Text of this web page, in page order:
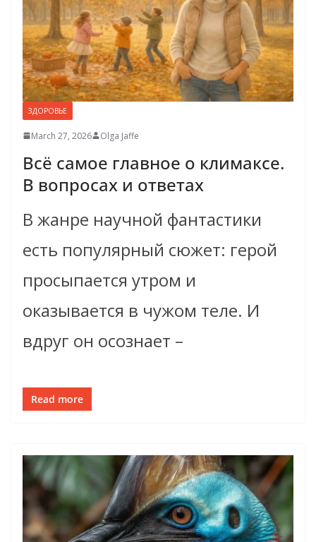
ЗДОРОВЬЕ
March 27, 2026 Olga Jaffe
Всё самое главное о климаксе.
В вопросах и ответах
В жанре научной фантастики
есть популярный сюжет: герой
просыпается утром и
оказывается в чужом теле. И
вдруг он осознает –
Read more